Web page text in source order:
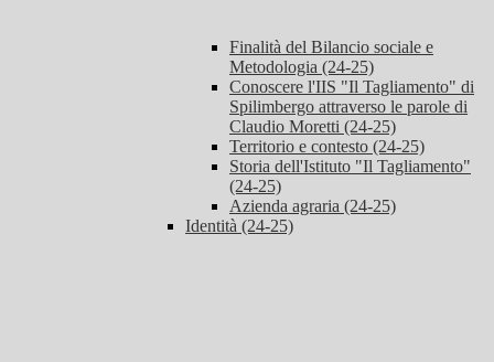
Finalità del Bilancio sociale e
Metodologia (24-25)
Conoscere l'IIS "Il Tagliamento" di
Spilimbergo attraverso le parole di
Claudio Moretti (24-25)
Territorio e contesto (24-25)
Storia dell'Istituto "Il Tagliamento"
(24-25)
Azienda agraria (24-25)
Identità (24-25)